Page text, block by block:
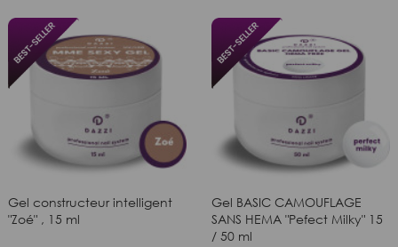
Gel constructeur intelligent
"Zoé" , 15 ml
Gel BASIC CAMOUFLAGE
SANS HEMA "Pefect Milky" 15
/ 50 ml